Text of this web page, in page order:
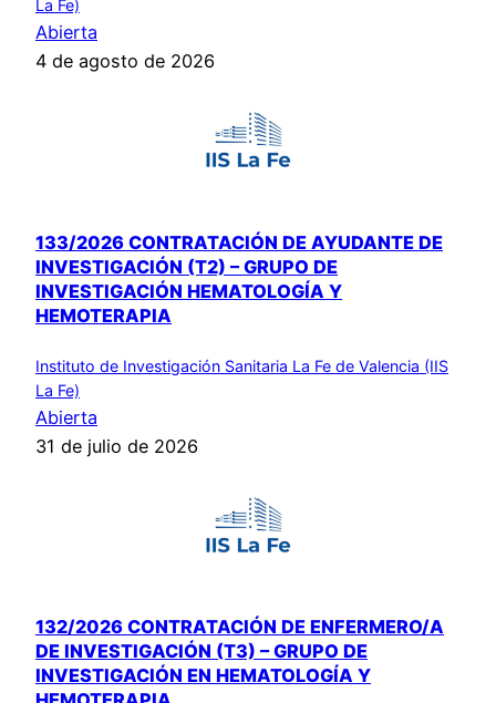
La Fe)
Abierta
4 de agosto de 2026
133/2026 CONTRATACIÓN DE AYUDANTE DE
INVESTIGACIÓN (T2) – GRUPO DE
INVESTIGACIÓN HEMATOLOGÍA Y
HEMOTERAPIA
Instituto de Investigación Sanitaria La Fe de Valencia (IIS
La Fe)
Abierta
31 de julio de 2026
132/2026 CONTRATACIÓN DE ENFERMERO/A
DE INVESTIGACIÓN (T3) – GRUPO DE
INVESTIGACIÓN EN HEMATOLOGÍA Y